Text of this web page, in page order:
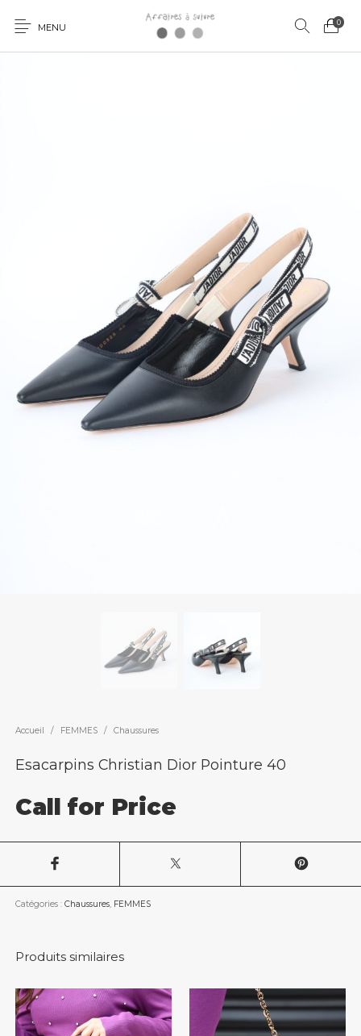
MENU 0
Accueil / FEMMES / Chaussures
Esacarpins Christian Dior Pointure 40
Call for Price
Catégories : Chaussures, FEMMES
Produits similaires